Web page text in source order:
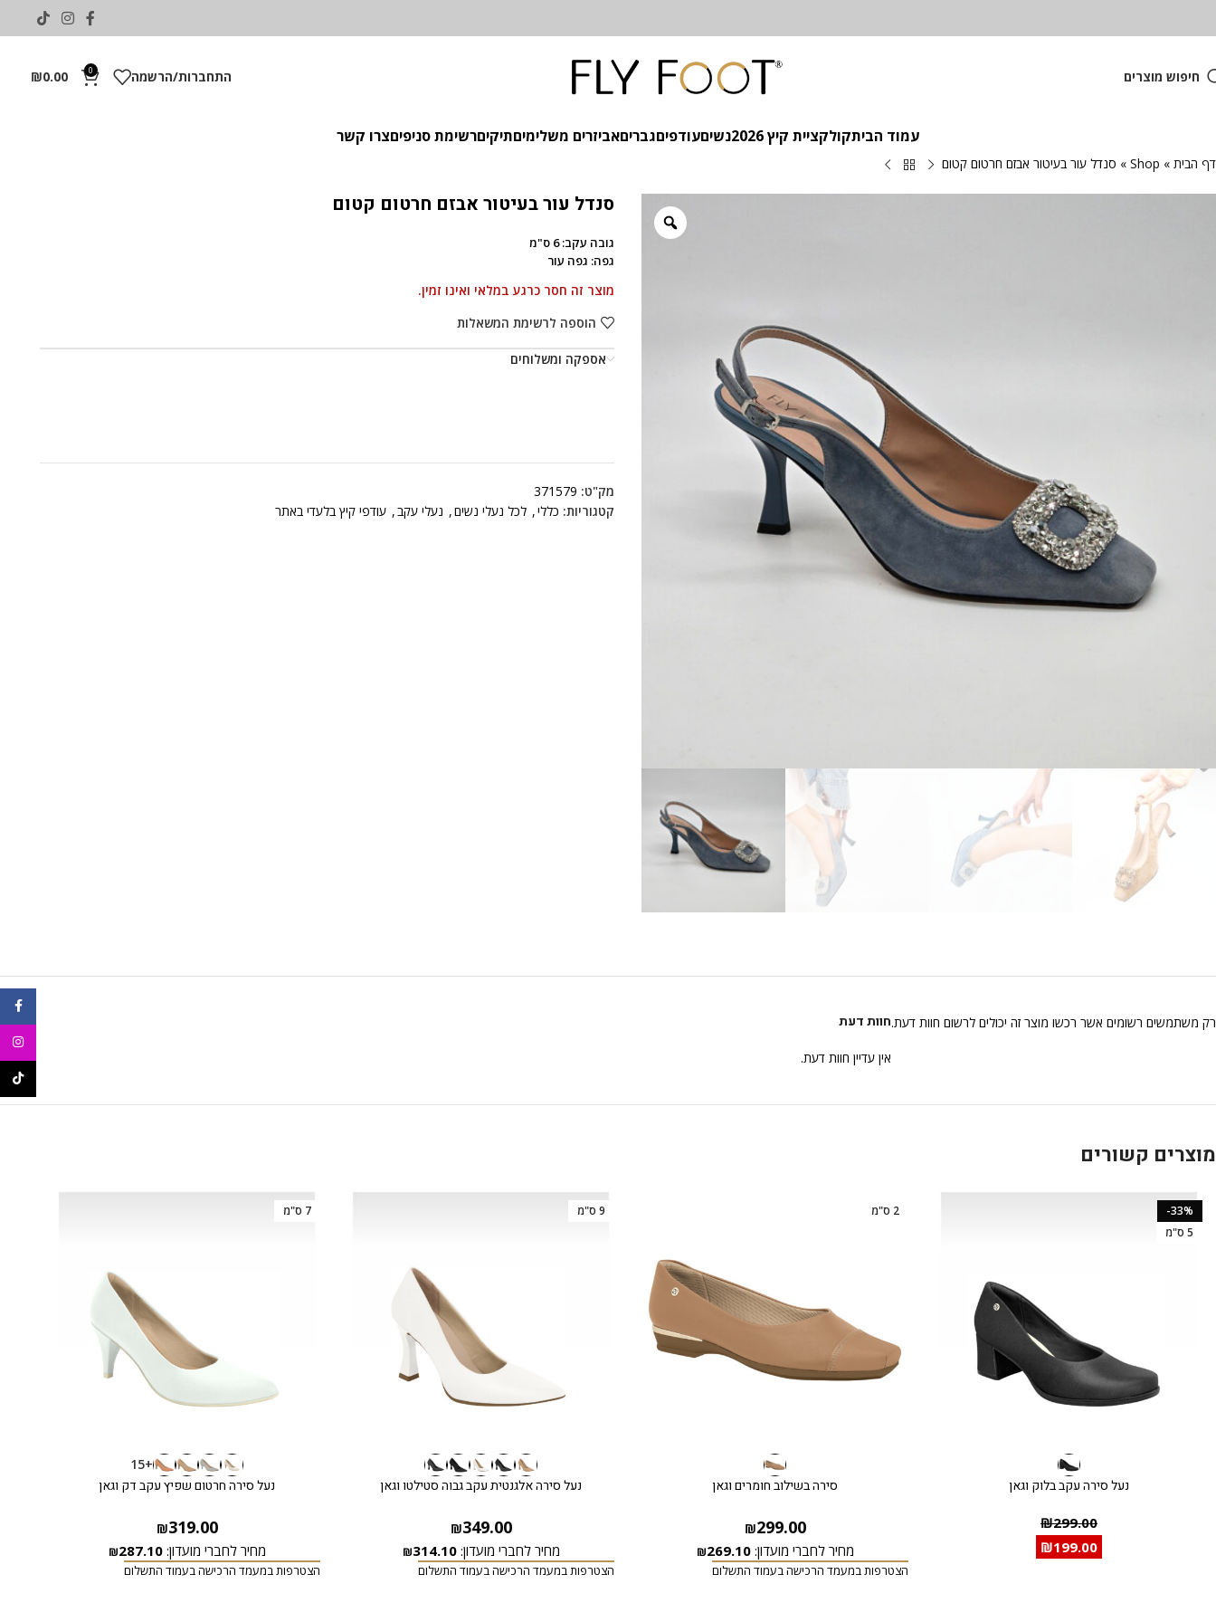
חיפוש מוצרים התחברות/הרשמה 0
₪0.00
עמוד הביתקולקציית קיץ 2026 נשיםעודפיםגבריםאביזרים משלימיםתיקיםרשימת סניפיםצרו קשר
דף הבית »
Shop
» סנדל עור בעיטור אבזם חרטום קטום
סנדל עור בעיטור אבזם חרטום קטום
גובה עקב: 6 ס"מ
גפה: גפה עור
מוצר זה חסר כרגע במלאי ואינו זמין.
הוספה לרשימת המשאלות
אספקה ומשלוחים
מק"ט: 371579
קטגוריות: כללי, לכל נעלי נשים, נעלי עקב, עודפי קיץ בלעדי באתר
חוות דעת
אין עדיין חוות דעת.
רק משתמשים רשומים אשר רכשו מוצר זה יכולים לרשום חוות דעת.
מוצרים קשורים
-33%
5 ס"מ
נעל סירה עקב בלוק וגאן
₪299.00
₪199.00
2 ס"מ
סירה בשילוב חומרים וגאן
₪299.00
מחיר לחברי מועדון: ₪269.10
הצטרפות במעמד הרכישה בעמוד התשלום
9 ס"מ
נעל סירה אלגנטית עקב גבוה סטילטו וגאן
₪349.00
מחיר לחברי מועדון: ₪314.10
הצטרפות במעמד הרכישה בעמוד התשלום
7 ס"מ
+15
נעל סירה חרטום שפיץ עקב דק וגאן
₪319.00
מחיר לחברי מועדון: ₪287.10
הצטרפות במעמד הרכישה בעמוד התשלום